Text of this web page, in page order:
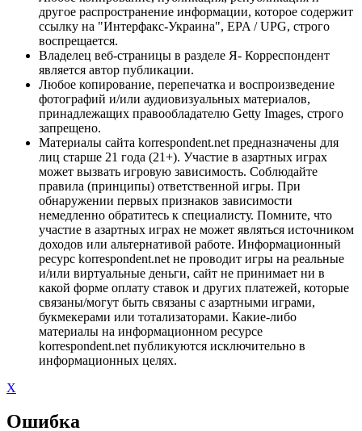
другое распространение информации, которое содержит
ссылку на "Интерфакс-Украина", EPA / UPG, строго
воспрещается.
Владелец веб-страницы в разделе Я- Корреспондент
является автор публикации.
Любое копирование, перепечатка и воспроизведение
фотографий и/или аудиовизуальных материалов,
принадлежащих правообладателю Getty Images, строго
запрещено.
Материалы сайта korrespondent.net предназначены для
лиц старше 21 года (21+). Участие в азартных играх
может вызвать игровую зависимость. Соблюдайте
правила (принципы) ответственной игры. При
обнаружении первых признаков зависимости
немедленно обратитесь к специалисту. Помните, что
участие в азартных играх не может являться источником
доходов или альтернативой работе. Информационный
ресурс korrespondent.net не проводит игры на реальные
и/или виртуальные деньги, сайт не принимает ни в
какой форме оплату ставок и других платежей, которые
связаны/могут быть связаны с азартными играми,
букмекерами или тотализаторами. Какие-либо
материалы на информационном ресурсе
korrespondent.net публикуются исключительно в
информационных целях.
X
Ошибка